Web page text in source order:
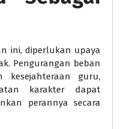
ini, diperlukan upaya
Pengurangan beban
kesejahteraan guru,
karakter dapat
perannya secara